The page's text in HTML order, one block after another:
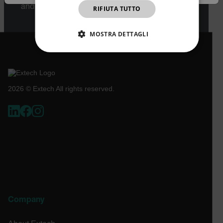
and classification will be provided upon request.
2026 © Extech All rights reserved.
Company
JAPANESE
CHINESE
RIFIUTA TUTTO
MOSTRA DETTAGLI